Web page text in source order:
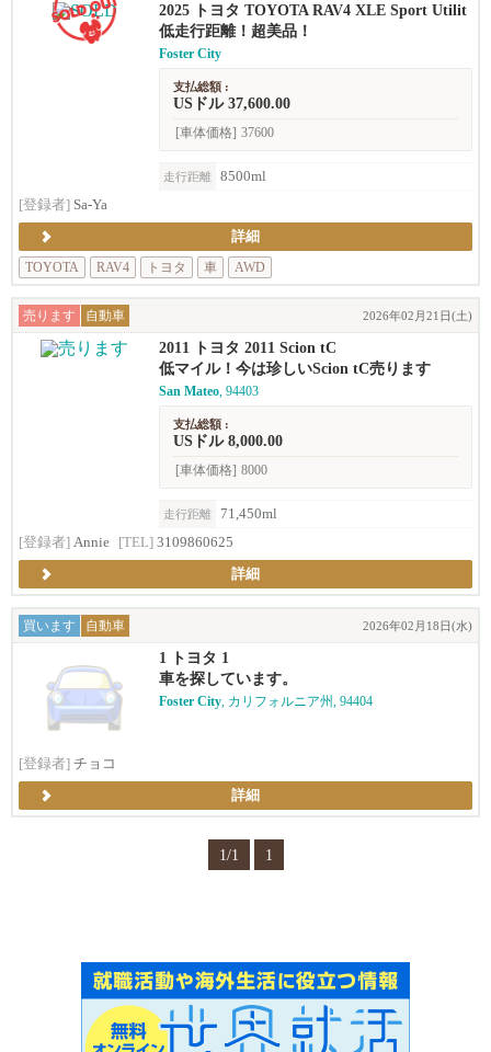
2025 トヨタ TOYOTA RAV4 XLE Sport Utilit
y 4D
低走行距離！超美品！
Foster City
支払総額 :
USドル 37,600.00
[車体価格] 37600
走行距離
8500ml
[登録者] Sa-Ya
詳細
TOYOTA
RAV4 トヨタ 車 AWD
売ります 自動車 2026年02月21日(土)
2011 トヨタ 2011 Scion tC
低マイル！今は珍しいScion tC売ります
San Mateo, 94403
支払総額 :
USドル 8,000.00
[車体価格] 8000
走行距離
71,450ml
[登録者] Annie [TEL] 3109860625
詳細
買います 自動車 2026年02月18日(水)
1 トヨタ 1
車を探しています。
Foster City, カリフォルニア州, 94404
[登録者] チョコ
詳細
1/1 1